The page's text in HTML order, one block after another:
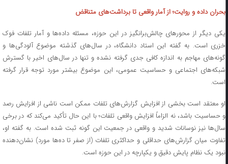
بحران داده و روایت؛ از آمار واقعی تا برداشت‌های متناقض
یکی دیگر از محورهای چالش‌برانگیز در این حوزه، مسئله داده‌ها و آمار تلفات فوک
خزری است. به گفته این استاد دانشگاه، در سال‌های گذشته موضوع آلودگی‌ها و
گونه‌های مهاجم به اندازه کافی جدی گرفته نشده و تنها در سال‌های اخیر با گسترش
شبکه‌های اجتماعی و حساسیت عمومی، این موضوع بیشتر مورد توجه قرار گرفته
است.
او معتقد است بخشی از افزایش گزارش‌های تلفات ممکن است ناشی از افزایش رصد
و حساسیت باشد، نه الزاماً افزایش واقعی تلفات؛ با این حال تأکید می‌کند که در برخی
سال‌ها نیز نوسانات شدید و واقعی در جمعیت این گونه ثبت شده است. به گفته او،
تفاوت میان گزارش‌های حداقلی و حداکثری تلفات (از صفر تا ده‌ها مورد) نشان‌دهنده
نبود یک نظام پایش دقیق و یکپارچه در این حوزه است.